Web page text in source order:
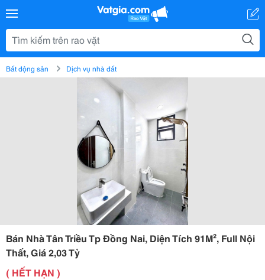
Bất động sản Dịch vụ nhà đất
Bán Nhà Tân Triều Tp Đồng Nai, Diện Tích 91M², Full Nội
Thất, Giá 2,03 Tỷ
( HẾT HẠN )